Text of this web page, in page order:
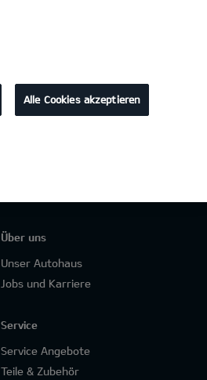
Über uns
Unser Autohaus
Jobs und Karriere
Service
Service Angebote
Teile & Zubehör
Alle Cookies akzeptieren